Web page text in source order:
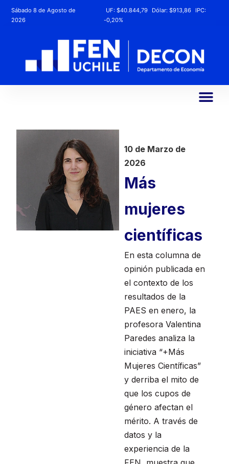
Sábado 8 de Agosto de
2026
UF:$40.844,79 Dólar:$913,86
IPC:
-0,20%
10 de Marzo de
2026
Más
mujeres
científicas
En esta columna de
opinión publicada en
el contexto de los
resultados de la
PAES en enero, la
profesora Valentina
Paredes analiza la
iniciativa “+Más
Mujeres Científicas”
y derriba el mito de
que los cupos de
género afectan el
mérito. A través de
datos y la
experiencia de la